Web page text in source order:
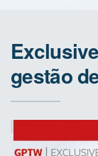
gestão